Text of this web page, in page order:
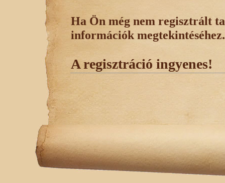
Ha Ön még nem regisztrált
információk megtekintéséhez.
A regisztráció ingyenes!